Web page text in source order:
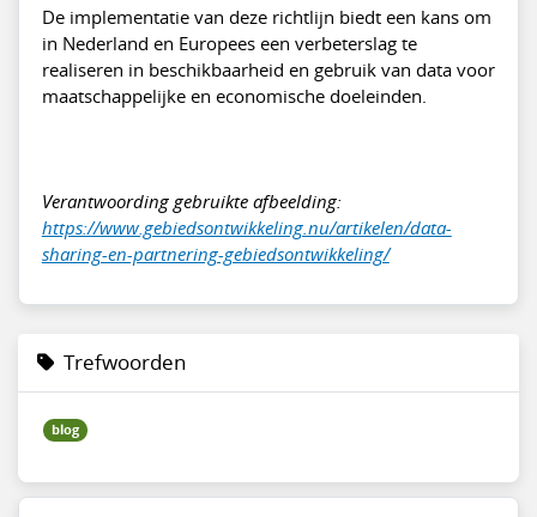
De implementatie van deze richtlijn biedt een kans om
in Nederland en Europees een verbeterslag te
realiseren in beschikbaarheid en gebruik van data voor
maatschappelijke en economische doeleinden.
Verantwoording gebruikte afbeelding:
https://www.gebiedsontwikkeling.nu/artikelen/data-
sharing-en-partnering-gebiedsontwikkeling/
Trefwoorden
blog